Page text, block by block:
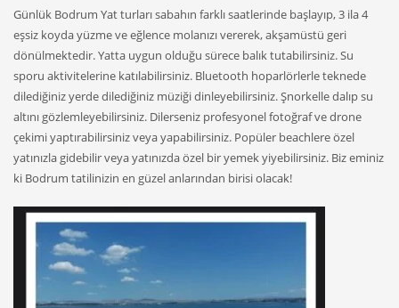
Günlük Bodrum Yat turları sabahın farklı saatlerinde başlayıp, 3 ila 4
eşsiz koyda yüzme ve eğlence molanızı vererek, akşamüstü geri
dönülmektedir. Yatta uygun olduğu sürece balık tutabilirsiniz. Su
sporu aktivitelerine katılabilirsiniz. Bluetooth hoparlörlerle teknede
dilediğiniz yerde dilediğiniz müziği dinleyebilirsiniz. Şnorkelle dalıp su
altını gözlemleyebilirsiniz. Dilerseniz profesyonel fotoğraf ve drone
çekimi yaptırabilirsiniz veya yapabilirsiniz. Popüler beachlere özel
yatınızla gidebilir veya yatınızda özel bir yemek yiyebilirsiniz. Biz eminiz
ki Bodrum tatilinizin en güzel anlarından birisi olacak!